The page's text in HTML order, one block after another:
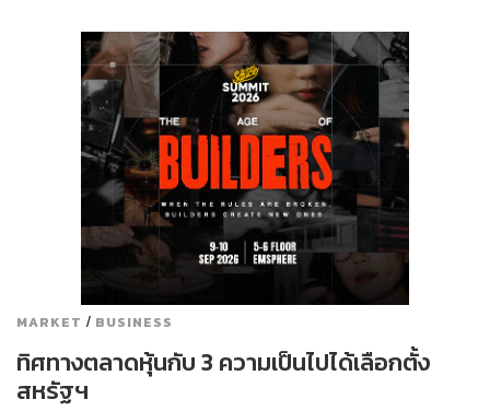
MARKET / BUSINESS
ทิศทางตลาดหุ้นกับ 3 ความเป็นไปได้เลือกตั้ง
สหรัฐฯ